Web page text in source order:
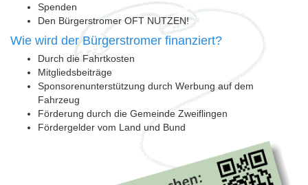
Spenden
Den Bürgerstromer OFT NUTZEN!
Wie wird der Bürgerstromer finanziert?
Durch die Fahrtkosten
Mitgliedsbeiträge
Sponsorenunterstützung durch Werbung auf dem
Fahrzeug
Förderung durch die Gemeinde Zweiflingen
Fördergelder vom Land und Bund